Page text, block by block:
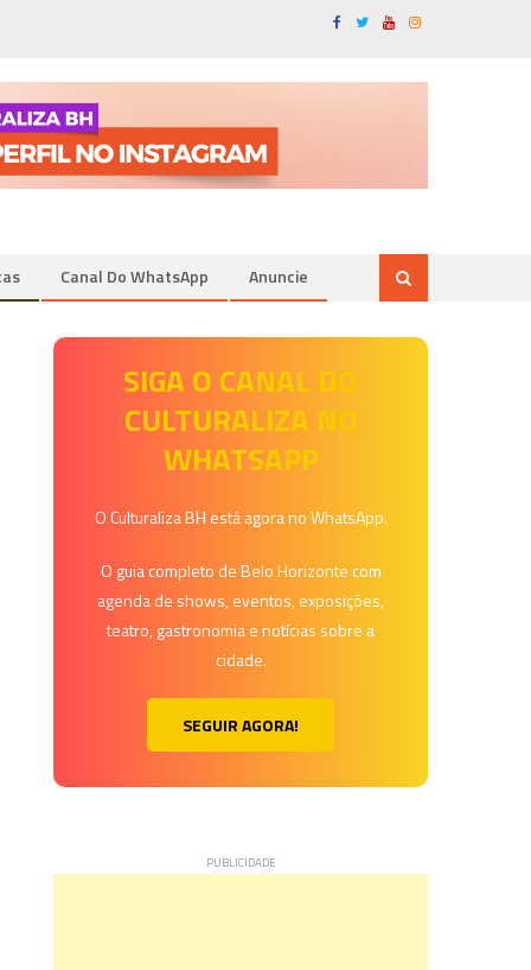
Canal Do WhatsApp Anuncie
SIGA O CANAL DO
CULTURALIZA NO
WHATSAPP
O Culturaliza BH está agora no WhatsApp.
O guia completo de Belo Horizonte com
agenda de shows, eventos, exposições,
teatro, gastronomia e notícias sobre a
cidade.
SEGUIR AGORA!